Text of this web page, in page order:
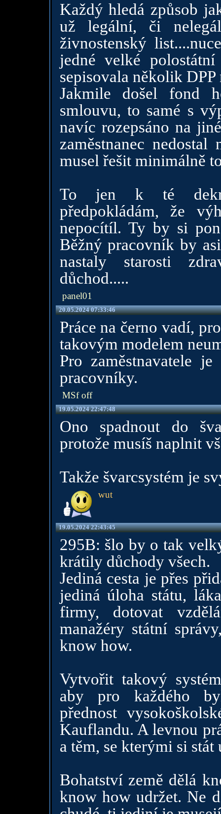
Každý hledá způsob
už legální, či
živnostenský
jedné velké
sepisovala několik
Jakmile došel fond
smlouvu, to samé s
navíc rozepsáno na
zaměstnanec
musel řešit minimálně
To jen k té
předpokládám, že
nepocítíl. Ty by si
Běžný pracovník by
nastaly starosti
důchod.....
panel01
20.05.2024 07:33:46
Práce na černo vadí,
takovým modelem
Pro zaměstnavatele
pracovníky.
MSf off
19.05.2024 22:47:48
Ono spadnout do
protože musíš naplnit
Takže švarcsystém je
wut
19.05.2024 22:43:45
295B: šlo by o tak
krátily důchody všech.
Jediná cesta je přes
jediná úloha státu,
firmy, dotovat
manažéry státní
know how.
Vytvořit takový
aby pro každého
přednost
Kauflandu. A levnou
a těm, se kterými si stát
Bohatství země dělá
know how udržet. Ne